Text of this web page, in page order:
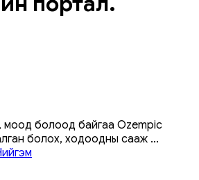
моод болоод байгаа Ozempic
болох, ходоодны сааж ...